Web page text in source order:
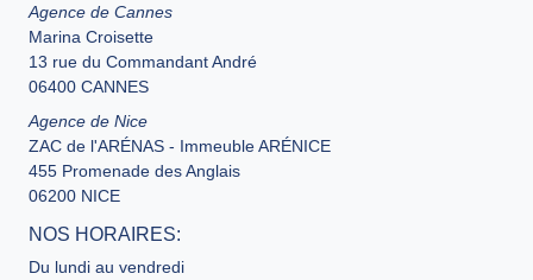
Agence de Cannes
Marina Croisette
13 rue du Commandant André
06400 CANNES
Agence de Nice
ZAC de l'ARÉNAS - Immeuble ARÉNICE
455 Promenade des Anglais
06200 NICE
NOS HORAIRES:
Du lundi au vendredi